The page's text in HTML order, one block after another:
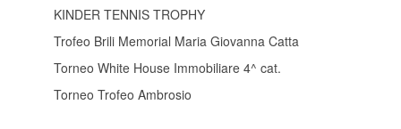
KINDER TENNIS TROPHY
Trofeo Brili Memorial Maria Giovanna Catta
Torneo White House Immobiliare 4^ cat.
Torneo Trofeo Ambrosio